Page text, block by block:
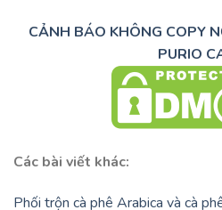
CẢNH BÁO KHÔNG COPY
PURIO
Các bài viết khác:
Phối trộn cà phê Arabica và cà